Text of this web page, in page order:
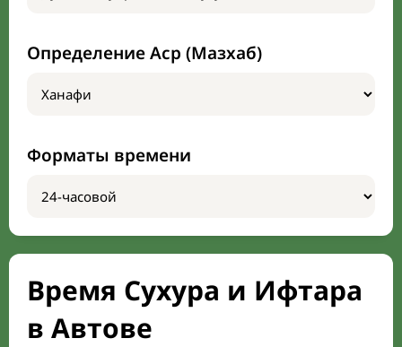
Определение Аср (Мазхаб)
Форматы времени
Время Сухура и Ифтара
в Автове